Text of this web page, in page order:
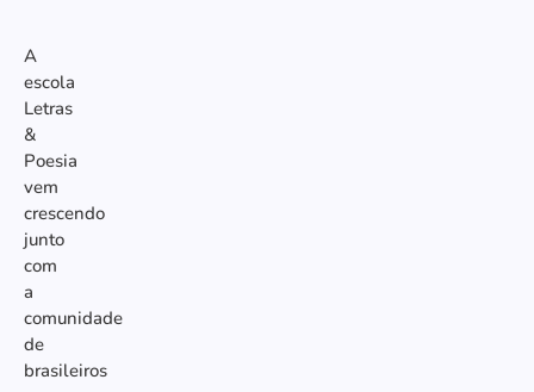
A
escola
Letras
&
Poesia
vem
crescendo
junto
com
a
comunidade
de
brasileiros